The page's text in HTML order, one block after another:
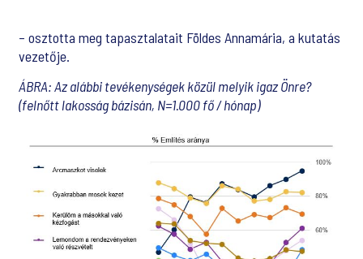
– osztotta meg tapasztalatait Földes Annamária, a kutatás
vezetője.
ÁBRA: Az alábbi tevékenységek közül melyik igaz Önre?
(felnőtt lakosság bázisán, N=1.000 fő / hónap)